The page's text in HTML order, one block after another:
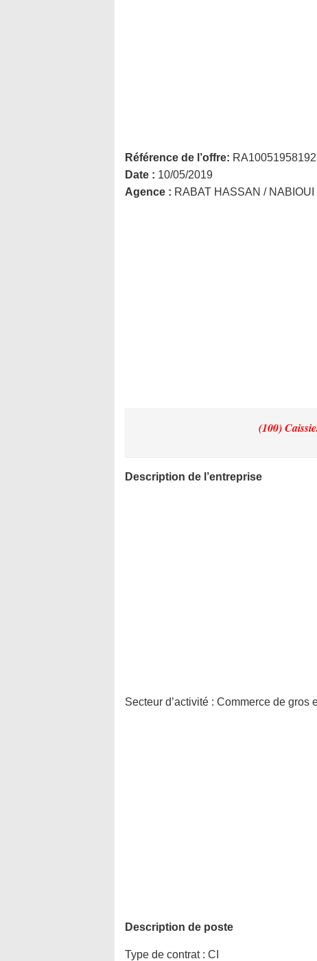
Référence de l’offre:
Date : 10/05/2019
Agence : RABAT HASSAN / NABIOUI
(100)
Description de l’entreprise
Secteur d’activité : Commerce de gros
Description de poste
Type de contrat : CI